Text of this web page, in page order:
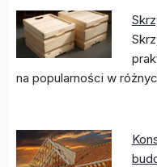
na popularności w